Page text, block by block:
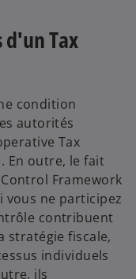
d'un Tax
condition
autorités
Tax
En outre, le fait
Framework
vous ne participez
contribuent
stratégie fiscale,
individuels
ils